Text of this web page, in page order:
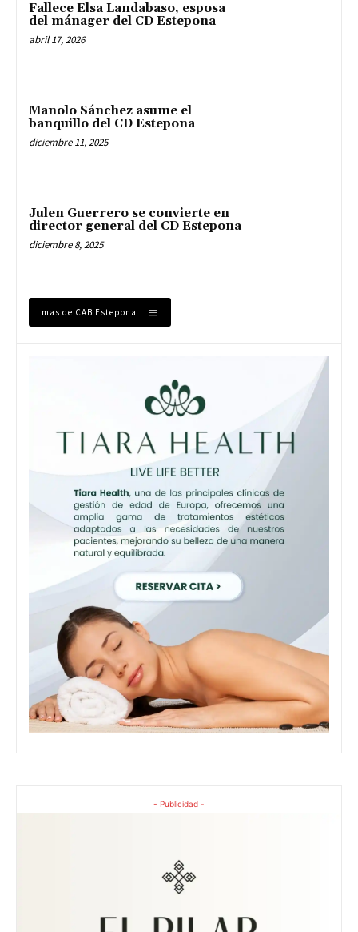
Fallece Elsa Landabaso, esposa
del mánager del CD Estepona
abril 17, 2026
Manolo Sánchez asume el
banquillo del CD Estepona
diciembre 11, 2025
Julen Guerrero se convierte en
director general del CD Estepona
diciembre 8, 2025
mas de CAB Estepona
- Publicidad -